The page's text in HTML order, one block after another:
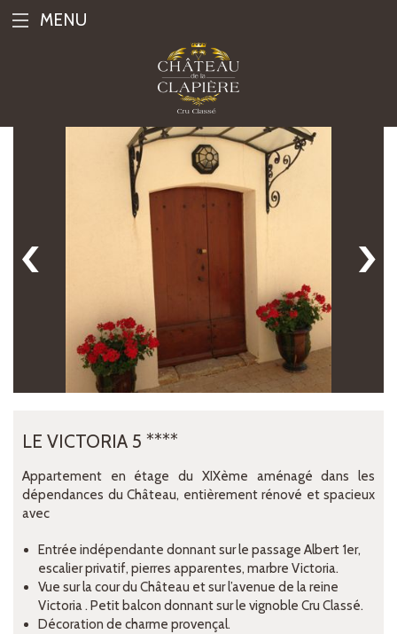
MENU
‹ ›
LE VICTORIA 5 ****
Appartement en étage du XIXème aménagé dans les
dépendances du Château, entièrement rénové et spacieux
avec
Entrée indépendante donnant sur le passage Albert 1er,
escalier privatif, pierres apparentes, marbre Victoria.
Vue sur la cour du Château et sur l’avenue de la reine
Victoria . Petit balcon donnant sur le vignoble Cru Classé.
Décoration de charme provençal.